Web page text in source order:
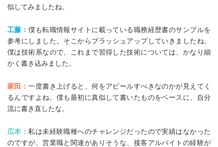
似してみましたね。
工藤：僕も転職情報サイトに載っている職務経歴書のサンプルを
参考にしました。そこからブラッシュアップしていきましたね。
僕は技術系なので、これまで習得した技術については、かなり細
かく書き込みました。
家田：一度書き上げると、何をアピールすべきなのかが見えてく
るんですよね。僕も最初に真似して書いたものをベースに、自分
流に書き直したな。
広本：私は未経験職種へのチャレンジだったので実績はなかった
のですが、営業職と関連がありそうな、接客アルバイトの経験が